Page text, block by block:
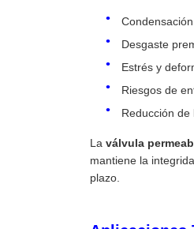
Desgaste
Estrés y
Riesgos de
Reducción
La válvula
mantiene la
plazo.